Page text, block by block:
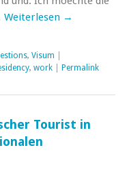
Weiterlesen →
, Visum
, work Permalink
Tourist in